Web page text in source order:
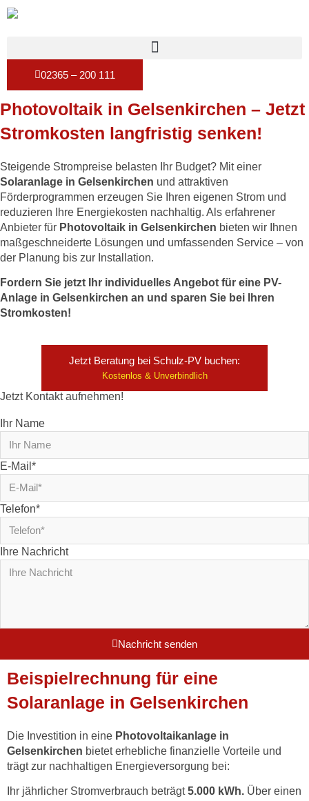
02365 – 200 111
Photovoltaik in Gelsenkirchen – Jetzt
Stromkosten langfristig senken!
Steigende Strompreise belasten Ihr Budget? Mit einer
Solaranlage in Gelsenkirchen und attraktiven
Förderprogrammen erzeugen Sie Ihren eigenen Strom und
reduzieren Ihre Energiekosten nachhaltig. Als erfahrener
Anbieter für Photovoltaik in Gelsenkirchen bieten wir Ihnen
maßgeschneiderte Lösungen und umfassenden Service – von
der Planung bis zur Installation.
Fordern Sie jetzt Ihr individuelles Angebot für eine PV-
Anlage in Gelsenkirchen an und sparen Sie bei Ihren
Stromkosten!
Jetzt Beratung bei Schulz-PV buchen:
Kostenlos & Unverbindlich
Jetzt Kontakt aufnehmen!
Ihr Name
E-Mail*
Telefon*
Ihre Nachricht
Nachricht senden
Beispielrechnung für eine
Solaranlage in Gelsenkirchen
Die Investition in eine Photovoltaikanlage in
Gelsenkirchen bietet erhebliche finanzielle Vorteile und
trägt zur nachhaltigen Energieversorgung bei:
Ihr jährlicher Stromverbrauch beträgt5.000 kWh. Über einen